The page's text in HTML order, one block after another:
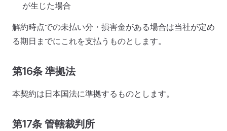
が生じた場合
解約時点での未払い分・損害金がある場合は当社が定め
る期日までにこれを支払うものとします。
第16条 準拠法
本契約は日本国法に準拠するものとします。
第17条 管轄裁判所